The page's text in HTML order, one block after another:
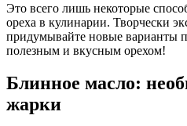
Это всего лишь некоторые
ореха в кулинарии. Творчески
придумывайте новые варианты
полезным и вкусным орехом!
Блинное масло:
жарки